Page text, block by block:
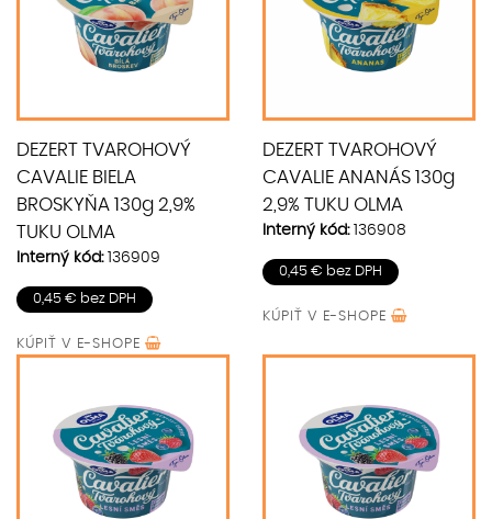
DEZERT TVAROHOVÝ
CAVALIE BIELA
BROSKYŇA 130g 2,9%
TUKU OLMA
Interný kód:136909
0,45 € bez DPH
KÚPIŤ V E-SHOPE
DEZERT TVAROHOVÝ
CAVALIE ANANÁS 130g
2,9% TUKU OLMA
Interný kód:136908
0,45 € bez DPH
KÚPIŤ V E-SHOPE